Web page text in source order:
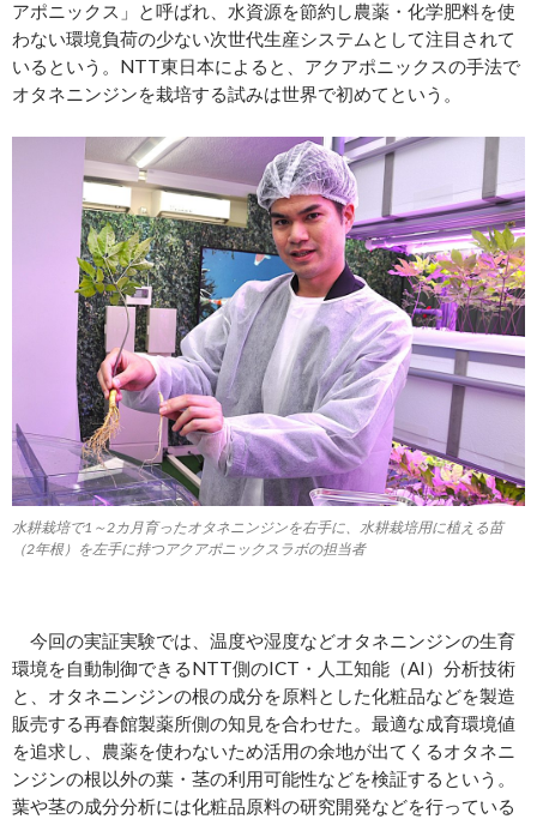
アポニックス」と呼ばれ、水資源を節約し農薬・化学肥料を使
わない環境負荷の少ない次世代生産システムとして注目されて
いるという。NTT東日本によると、アクアポニックスの手法で
オタネニンジンを栽培する試みは世界で初めてという。
水耕栽培で1～2カ月育ったオタネニンジンを右手に、水耕栽培用に植える苗
（2年根）を左手に持つアクアポニックスラボの担当者
今回の実証実験では、温度や湿度などオタネニンジンの生育
環境を自動制御できるNTT側のICT・人工知能（AI）分析技術
と、オタネニンジンの根の成分を原料とした化粧品などを製造
販売する再春館製薬所側の知見を合わせた。最適な成育環境値
を追求し、農薬を使わないため活用の余地が出てくるオタネニ
ンジンの根以外の葉・茎の利用可能性などを検証するという。
葉や茎の成分分析には化粧品原料の研究開発などを行っている